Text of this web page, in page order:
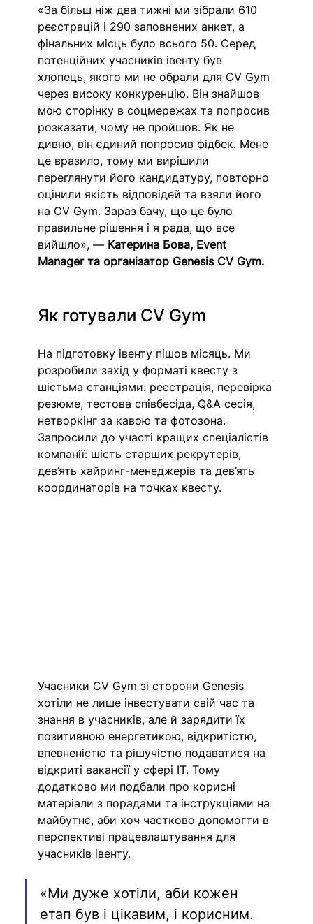
«За більш ніж два тижні ми зібрали 610
реєстрацій і 290 заповнених анкет, а
фінальних місць було всього 50. Серед
потенційних учасників івенту був
хлопець, якого ми не обрали для CV Gym
через високу конкуренцію. Він знайшов
мою сторінку в соцмережах та попросив
розказати, чому не пройшов. Як не
дивно, він єдиний попросив фідбек. Мене
це вразило, тому ми вирішили
переглянути його кандидатуру, повторно
оцінили якість відповідей та взяли його
на CV Gym. Зараз бачу, що це було
правильне рішення і я рада, що все
вийшло», — Катерина Бова, Event
Manager та організатор Genesis CV Gym.
Як готували CV Gym
На підготовку івенту пішов місяць. Ми
розробили захід у форматі квесту з
шістьма станціями: реєстрація, перевірка
резюме, тестова співбесіда, Q&A сесія,
нетворкінг за кавою та фотозона.
Запросили до участі кращих спеціалістів
компанії: шість старших рекрутерів,
дев’ять хайринг-менеджерів та дев’ять
координаторів на точках квесту.
Учасники CV Gym зі сторони Genesis
хотіли не лише інвестувати свій час та
знання в учасників, але й зарядити їх
позитивною енергетикою, відкритістю,
впевненістю та рішучістю подаватися на
відкриті вакансії у сфері IT. Тому
додатково ми подбали про корисні
матеріали з порадами та інструкціями на
майбутнє, аби хоч частково допомогти в
перспективі працевлаштування для
учасників івенту.
«Ми дуже хотіли, аби кожен
етап був і цікавим, і корисним.